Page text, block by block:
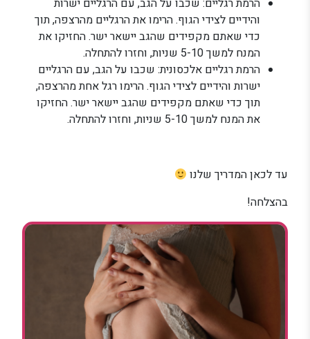
הרמת רגליים: שכבו על הגב, עם הרגליים ישרות
והידיים לצידי הגוף. הרימו את הרגליים מהרצפה, תוך
כדי שאתם מקפידים שהגב יישאר ישר. החזיקו את
המנח למשך 5-10 שניות, וחזרו להתחלה.
הרמת רגליים אלכסונית: שכבו על הגב, עם הרגליים
ישרות והידיים לצידי הגוף. הרימו רגל אחת מהרצפה,
תוך כדי שאתם מקפידים שהגב יישאר ישר. החזיקו
את המנח למשך 5-10 שניות, וחזרו להתחלה.
עד לכאן המדריך שלנו
בהצלחה!